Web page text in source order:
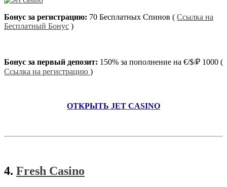
Бонус за регистрацию: 70 Бесплатных Спинов ( Ссылка на
Бесплатный Бонус )
Бонус за первый депозит: 150% за пополнение на €/$/₽ 1000 (
Ссылка на регистрацию )
ОТКРЫТЬ JET CASINO
4. Fresh Casino